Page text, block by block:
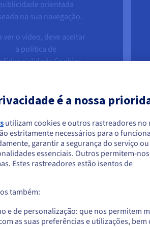
orientada
na sua navegação.
ver o vídeo, deve aceitar
a política de
Cookies
Pode retirar
qualquer momento.
mais informações,
apolítica sobre os
cookies do Vimeoe a
OVHcloud
em Estados
Unidos, terá de consultar e criar uma conta
Unidos
USD - $
é a nossa
utilizam cookies e outros rastreadores no
estritamente necessários para o
garantir a segurança do serviço ou
essenciais. Outros permitem-
Estes rastreadores estão isentos de
também:
e de personalização: que nos permitem
as suas preferências e utilizações, bem